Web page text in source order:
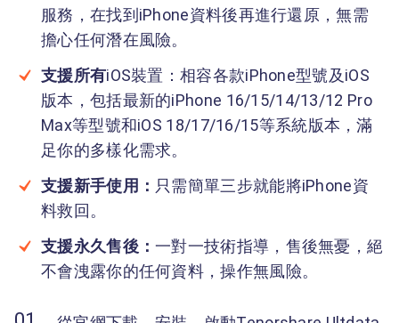
服務，在找到iPhone資料後再進行還原，無需
擔心任何潛在風險。
支援所有iOS裝置：相容各款iPhone型號及iOS
版本，包括最新的iPhone 16/15/14/13/12 Pro
Max等型號和iOS 18/17/16/15等系統版本，滿
足你的多樣化需求。
支援新手使用： 只需簡單三步就能將iPhone資
料救回。
支援永久售後：一對一技術指導，售後無憂，絕
不會洩露你的任何資料，操作無風險。